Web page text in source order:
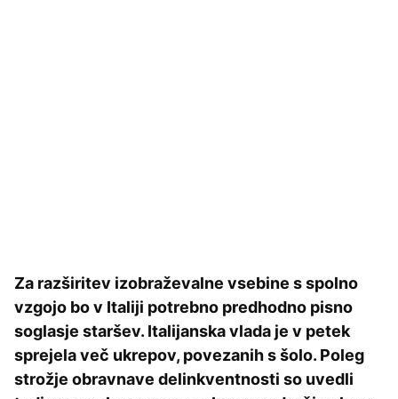
Za razširitev izobraževalne vsebine s spolno
vzgojo bo v Italiji potrebno predhodno pisno
soglasje staršev. Italijanska vlada je v petek
sprejela več ukrepov, povezanih s šolo. Poleg
strožje obravnave delinkventnosti so uvedli